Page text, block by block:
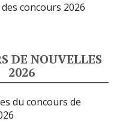
concours 2026
DE NOUVELLES
2026
du concours de